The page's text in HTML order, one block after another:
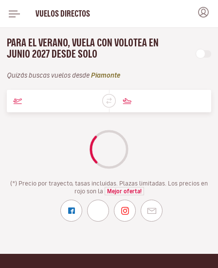
VUELOS DIRECTOS
PARA EL VERANO, VUELA CON VOLOTEA EN
JUNIO 2027 DESDE SOLO
Quizás buscas vuelos desde Piamonte
(*) Precio por trayecto, tasas incluidas. Plazas limitadas. Los precios en
rojo son la
Mejor oferta!